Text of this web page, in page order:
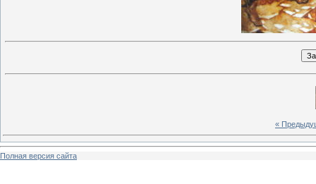
«
Полная версия сайта